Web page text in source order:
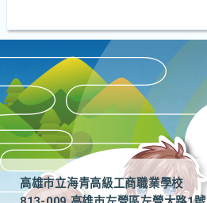
高雄市立海青高級工商職業學校